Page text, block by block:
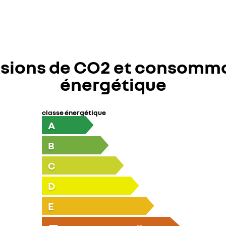
de CO2 et
énergétique
classe énergétique
A
B
C
D
E